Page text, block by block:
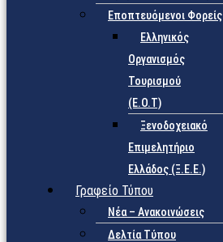
Εποπτευόμενοι Φορείς
Eλληνικός
Οργανισμός
Τουρισμού
(Ε.Ο.Τ)
Ξενοδοχειακό
Επιμελητήριο
Ελλάδος (Ξ.Ε.Ε.)
Γραφείο Τύπου
Νέα – Ανακοινώσεις
Δελτία Τύπου